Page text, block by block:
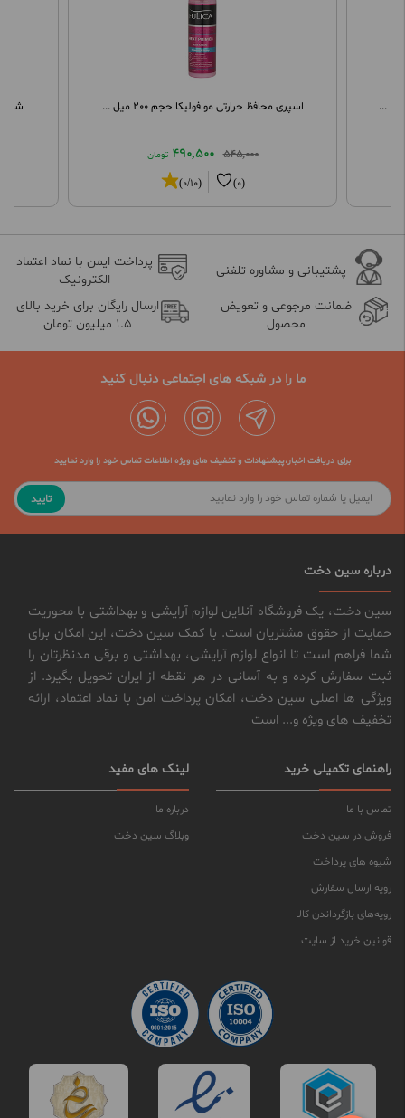
اسپری محافظ حرارتی مو فولیکا حجم 200 میل ...
545,000
490,500 تومان
(0)
(0/10)
پشتیبانی و مشاوره تلفنی
پرداخت ایمن با نماد اعتماد
الکترونیک
ضمانت مرجوعی و تعویض
محصول
ارسال رایگان برای خرید بالای
1.5 میلیون تومان
ما را در شبکه های اجتماعی دنبال کنید
برای دریافت اخبار،پیشنهادات و تخفیف های ویژه اطلاعات تماس خود را وارد نمایید
تایید
درباره سین دخت
سین دخت، یک فروشگاه آنلاین لوازم آرایشی و بهداشتی با محوریت
حمایت از حقوق مشتریان است. با کمک سین دخت، این امکان برای
شما فراهم است تا انواع لوازم آرایشی، بهداشتی و برقی مدنظرتان را
ثبت سفارش کرده و به آسانی در هر نقطه از ایران تحویل بگیرد. از
ویژگی ها اصلی سین دخت، امکان پرداخت امن با نماد اعتماد، ارائه
تخفیف های ویژه و... است
راهنمای تکمیلی خرید
تماس با ما
فروش در سین دخت
شیوه های پرداخت
رویه ارسال سفارش
رویه‌های بازگرداندن کالا
قوانین خرید از سایت
لینک های مفید
درباره ما
وبلاگ سین دخت